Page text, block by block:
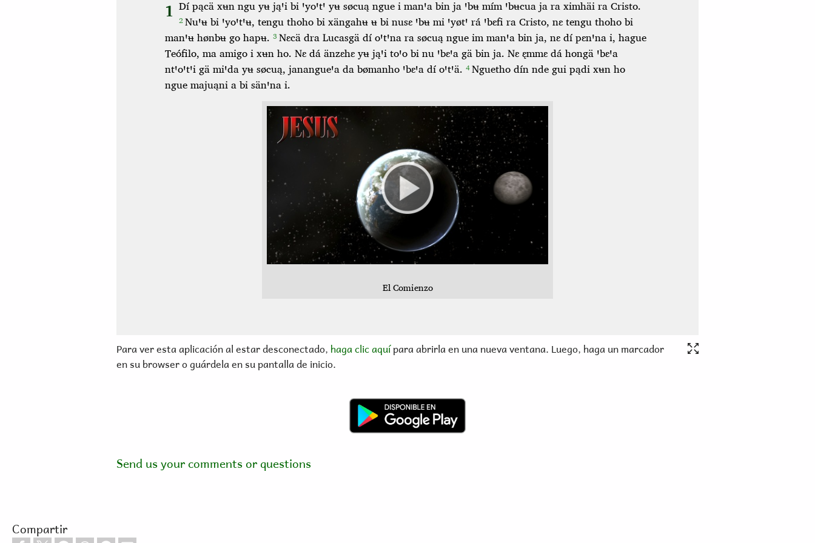
Para ver esta aplicación al estar desconectado, haga clic aquípara abrirla en una nueva ventana. Luego, haga un marcador
en su browser o guárdela en su pantalla de inicio.
Send us your comments or questions
Compartir